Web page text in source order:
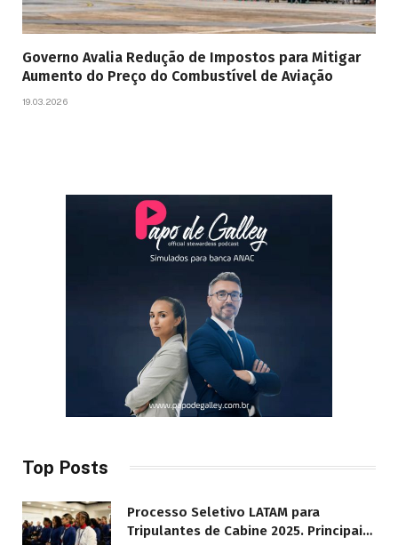
Governo Avalia Redução de Impostos para Mitigar
Aumento do Preço do Combustível de Aviação
19.03.2026
Top Posts
Processo Seletivo LATAM para
Tripulantes de Cabine 2025. Principais